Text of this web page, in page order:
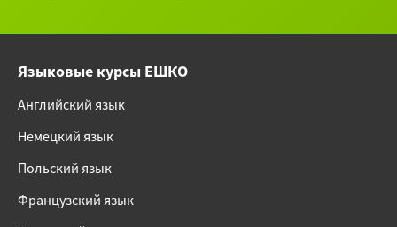
Языковые курсы ЕШКО
Английский язык
Немецкий язык
Польский язык
Французский язык